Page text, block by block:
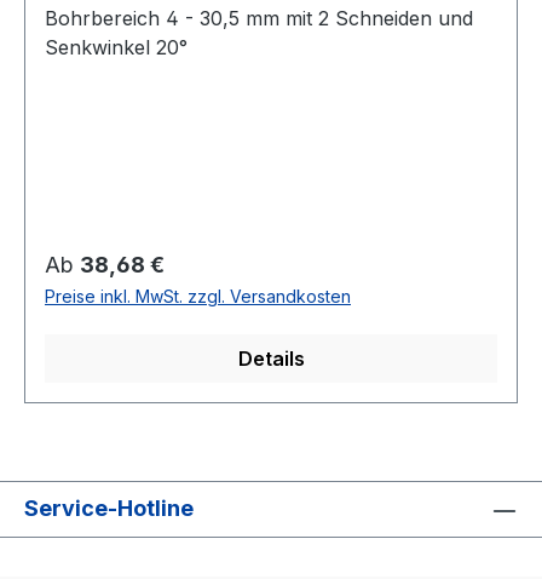
Bohrbereich 4 - 30,5 mm mit 2 Schneiden und
Senkwinkel 20°
Regulärer Preis:
Ab 38,68 €
Preise inkl. MwSt. zzgl. Versandkosten
Details
Service-Hotline